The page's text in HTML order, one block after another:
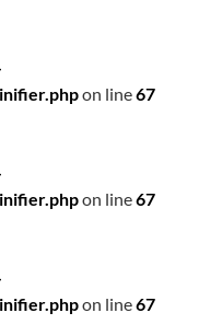
on line67
on line67
on line67